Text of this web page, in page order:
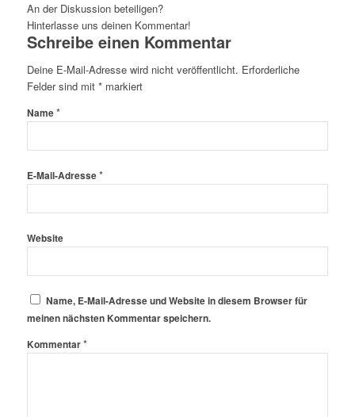
An der Diskussion beteiligen?
Hinterlasse uns deinen Kommentar!
Schreibe einen Kommentar
Deine E-Mail-Adresse wird nicht veröffentlicht. Erforderliche
Felder sind mit *markiert
Name*
E-Mail-Adresse*
Website
Name, E-Mail-Adresse und Website in diesem Browser für
meinen nächsten Kommentar speichern.
Kommentar*